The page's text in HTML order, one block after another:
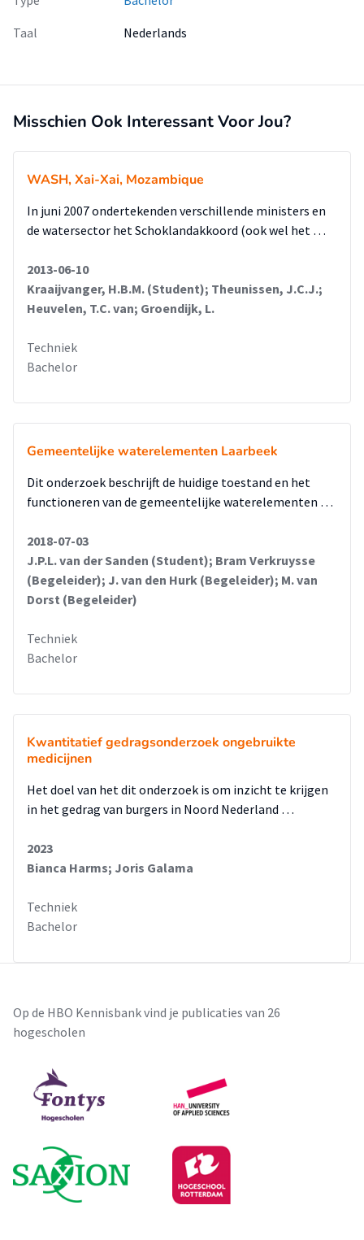
Taal
Nederlands
Misschien Ook Interessant Voor Jou?
WASH, Xai-Xai, Mozambique
In juni 2007 ondertekenden verschillende ministers en
de watersector het Schoklandakkoord (ook wel het …
2013-06-10
Kraaijvanger, H.B.M. (Student); Theunissen, J.C.J.;
Heuvelen, T.C. van; Groendijk, L.
Techniek
Bachelor
Gemeentelijke waterelementen Laarbeek
Dit onderzoek beschrijft de huidige toestand en het
functioneren van de gemeentelijke waterelementen …
2018-07-03
J.P.L. van der Sanden (Student); Bram Verkruysse
(Begeleider); J. van den Hurk (Begeleider); M. van
Dorst (Begeleider)
Techniek
Bachelor
Kwantitatief gedragsonderzoek ongebruikte
medicijnen
Het doel van het dit onderzoek is om inzicht te krijgen
in het gedrag van burgers in Noord Nederland …
2023
Bianca Harms; Joris Galama
Techniek
Bachelor
Op de HBO Kennisbank vind je publicaties van 26
hogescholen